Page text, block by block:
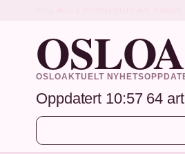
OSLOAKTUELT
Oppdatert 10:57 64